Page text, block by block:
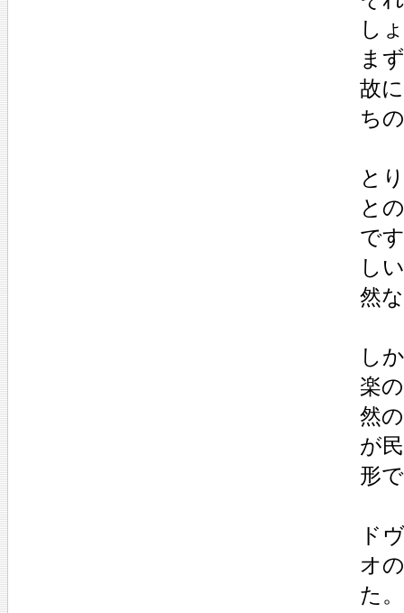
し
ま
故
ち
と
と
で
し
然
し
楽
然
が
形
ド
オ
た。